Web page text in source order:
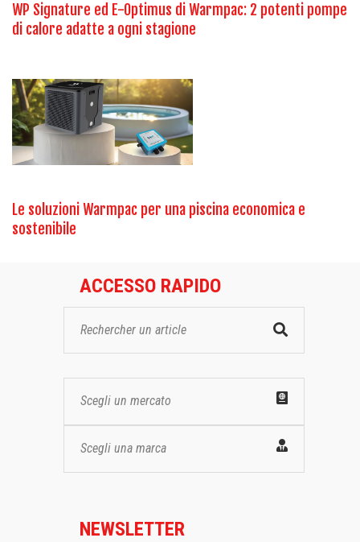
WP Signature ed E-Optimus di Warmpac: 2 potenti pompe
di calore adatte a ogni stagione
Le soluzioni Warmpac per una piscina economica e
sostenibile
ACCESSO RAPIDO
Scegli un mercato
Scegli una marca
NEWSLETTER